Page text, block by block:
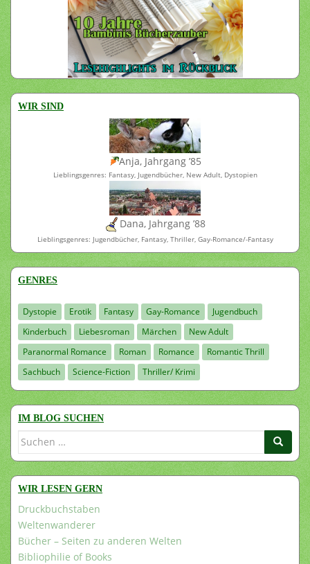
WIR SIND
Anja, Jahrgang ’85
Lieblingsgenres: Fantasy, Jugendbücher, New Adult, Dystopien
Dana, Jahrgang ’88
Lieblingsgenres: Jugendbücher, Fantasy, Thriller, Gay-Romance/-Fantasy
GENRES
Dystopie Erotik Fantasy Gay-Romance
Jugendbuch
Kinderbuch
Liebesroman Märchen
New Adult
Paranormal Romance
Roman Romance
Romantic Thrill
Sachbuch
Science-Fiction Thriller/ Krimi
IM BLOG SUCHEN
Suchen
WIR LESEN GERN
Druckbuchstaben
Weltenwanderer
Bücher – Seiten zu anderen Welten
Bibliophilie of Books